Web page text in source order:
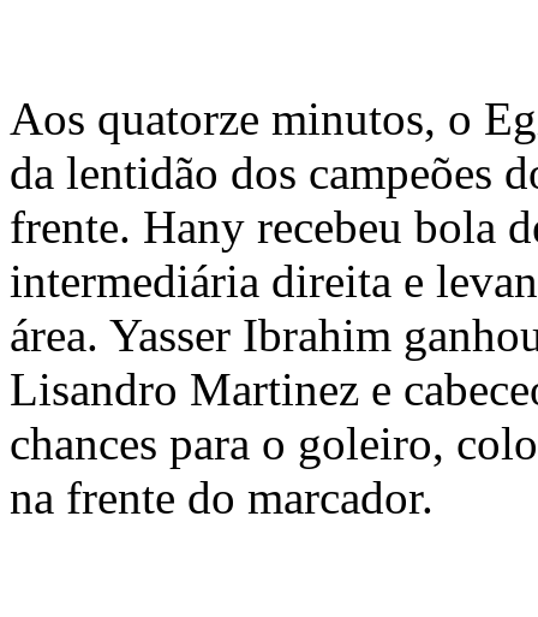
Aos quatorze minutos, o
da lentidão dos campeões
frente. Hany recebeu bola
intermediária direita e
área. Yasser Ibrahim
Lisandro Martinez e
chances para o goleiro,
na frente do marcador.